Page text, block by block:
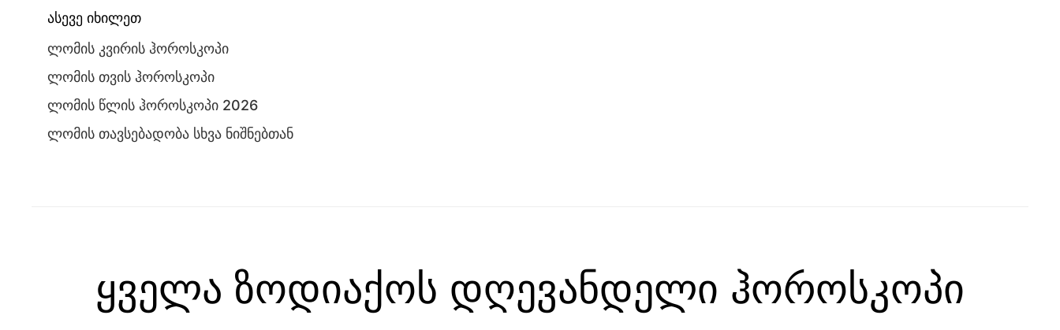
ასევე იხილეთ
ლომის კვირის ჰოროსკოპი
ლომის თვის ჰოროსკოპი
ლომის წლის ჰოროსკოპი 2026
ლომის თავსებადობა სხვა ნიშნებთან
ყველა ზოდიაქოს დღევანდელი ჰოროსკოპი